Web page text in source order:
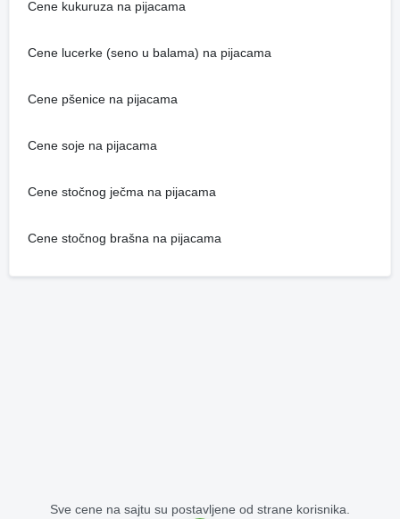
Cene kukuruza na pijacama
Cene lucerke (seno u balama) na pijacama
Cene pšenice na pijacama
Cene soje na pijacama
Cene stočnog ječma na pijacama
Cene stočnog brašna na pijacama
Sve cene na sajtu su postavljene od strane korisnika.